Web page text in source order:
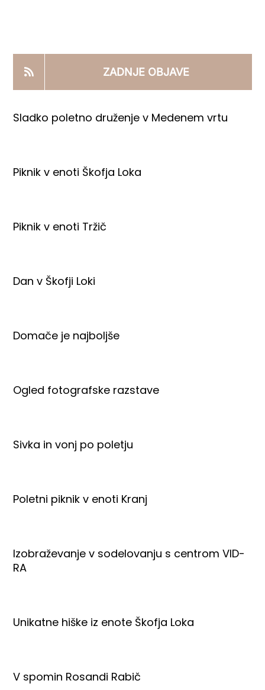
PRODAJNI IZDELKI
AKTUALNO
ZADNJE OBJAVE
Sladko poletno druženje v Medenem vrtu
Piknik v enoti Škofja Loka
Piknik v enoti Tržič
Dan v Škofji Loki
Domače je najboljše
Ogled fotografske razstave
Sivka in vonj po poletju
Poletni piknik v enoti Kranj
Izobraževanje v sodelovanju s centrom VID-
RA
Unikatne hiške iz enote Škofja Loka
V spomin Rosandi Rabič